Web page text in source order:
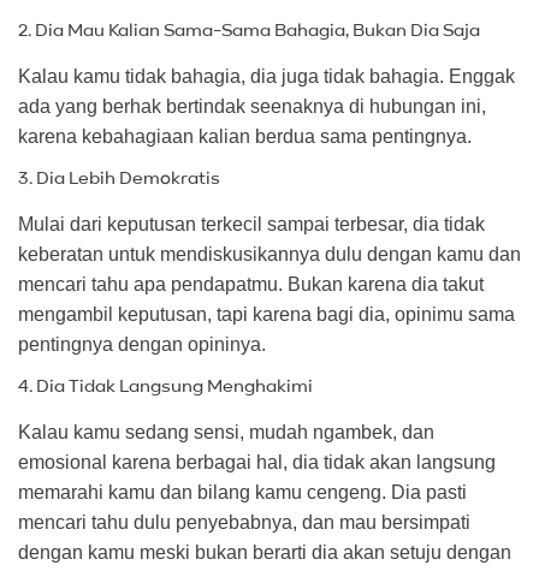
2. Dia Mau Kalian Sama-Sama Bahagia, Bukan Dia Saja
Kalau kamu tidak bahagia, dia juga tidak bahagia. Enggak
ada yang berhak bertindak seenaknya di hubungan ini,
karena kebahagiaan kalian berdua sama pentingnya.
3. Dia Lebih Demokratis
Mulai dari keputusan terkecil sampai terbesar, dia tidak
keberatan untuk mendiskusikannya dulu dengan kamu dan
mencari tahu apa pendapatmu. Bukan karena dia takut
mengambil keputusan, tapi karena bagi dia, opinimu sama
pentingnya dengan opininya.
4. Dia Tidak Langsung Menghakimi
Kalau kamu sedang sensi, mudah ngambek, dan
emosional karena berbagai hal, dia tidak akan langsung
memarahi kamu dan bilang kamu cengeng. Dia pasti
mencari tahu dulu penyebabnya, dan mau bersimpati
dengan kamu meski bukan berarti dia akan setuju dengan